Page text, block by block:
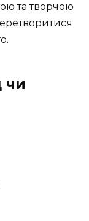
та творчою
чи